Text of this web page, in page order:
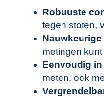
Robuuste
tegen stoten,
metingen
Eenvoudig
meten, ook